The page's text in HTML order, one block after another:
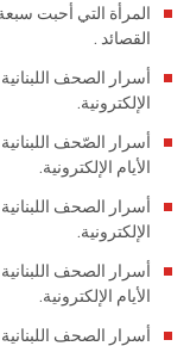
المرأة التي أحبت
القصائد .
الإلكترونية.
الأيام الإلكترونية.
الإلكترونية.
الأيام الإلكترونية.